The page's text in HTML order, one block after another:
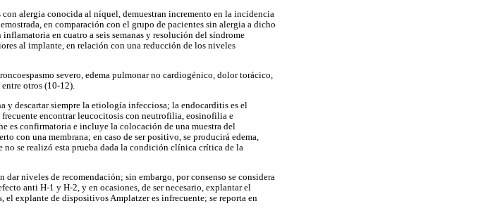
alergia conocida al níquel, demuestran incremento en la incidencia
en comparación con el grupo de pacientes sin alergia a dicho
en cuatro a seis semanas y resolución del síndrome
al implante, en relación con una reducción de los niveles
severo, edema pulmonar no cardiogénico, dolor torácico,
otros (10-12).
y descartar siempre la etiología infecciosa; la endocarditis es el
encontrar leucocitosis con neutrofilia, eosinofilia e
es confirmatoria e incluye la colocación de una muestra del
con una membrana; en caso de ser positivo, se producirá edema,
no se realizó esta prueba dada la condición clínica crítica de la
niveles de recomendación; sin embargo, por consenso se considera
anti H-1 y H-2, y en ocasiones, de ser necesario, explantar el
explante de dispositivos Amplatzer es infrecuente; se reporta en